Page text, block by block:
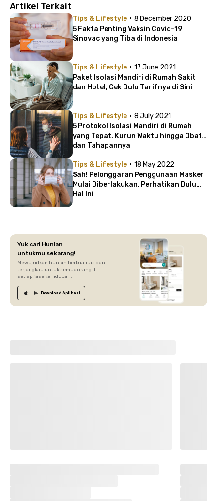
Artikel Terkait
Tips & Lifestyle · 8 December 2020
5 Fakta Penting Vaksin Covid-19
Sinovac yang Tiba di Indonesia
Tips & Lifestyle · 17 June 2021
Paket Isolasi Mandiri di Rumah Sakit
dan Hotel, Cek Dulu Tarifnya di Sini
Tips & Lifestyle · 8 July 2021
5 Protokol Isolasi Mandiri di Rumah
yang Tepat, Kurun Waktu hingga Obat
dan Tahapannya
Tips & Lifestyle · 18 May 2022
Sah! Pelonggaran Penggunaan Masker
Mulai Diberlakukan, Perhatikan Dulu
Hal Ini
Yuk cari Hunian
untukmu sekarang!
Mewujudkan hunian berkualitas dan
terjangkau untuk semua orang di
setiap fase kehidupan.
Download Aplikasi